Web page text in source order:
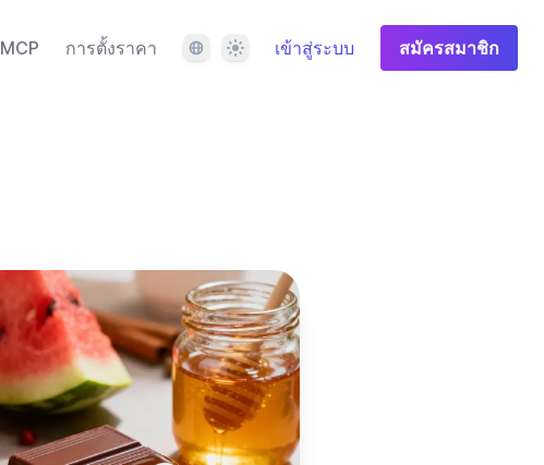
MCP การตั้งราคา ภาษา ธีม เข้าสู่ระบบ สมัครสมาชิก